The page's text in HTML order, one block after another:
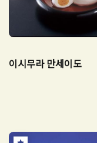
이시무라 만세이도